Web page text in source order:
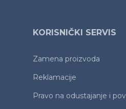
KORISNIČKI SERVIS
Zamena proizvoda
Reklamacije
Pravo na odustajanje i